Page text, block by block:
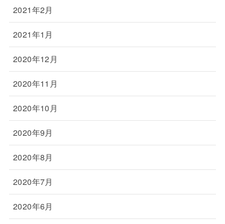
2021年2月
2021年1月
2020年12月
2020年11月
2020年10月
2020年9月
2020年8月
2020年7月
2020年6月